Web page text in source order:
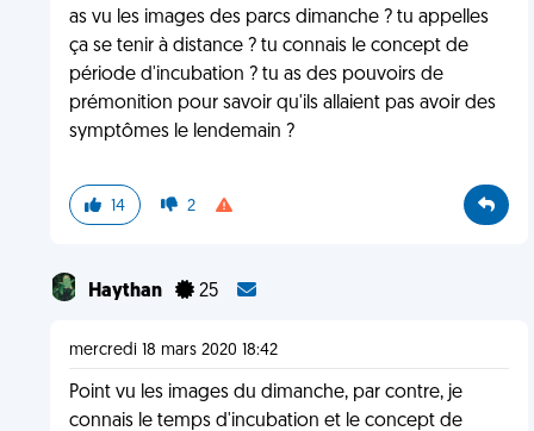
as vu les images des parcs dimanche ? tu appelles
ça se tenir à distance ? tu connais le concept de
période d'incubation ? tu as des pouvoirs de
prémonition pour savoir qu'ils allaient pas avoir des
symptômes le lendemain ?
14 2
Haythan 25
mercredi 18 mars 2020 18:42
Point vu les images du dimanche, par contre, je
connais le temps d'incubation et le concept de